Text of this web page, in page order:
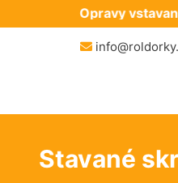
Opravy
Stavané